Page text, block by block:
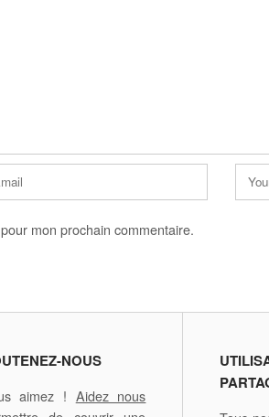
Site
mon prochain commentaire.
NOUS
aimez ! Aidez nous